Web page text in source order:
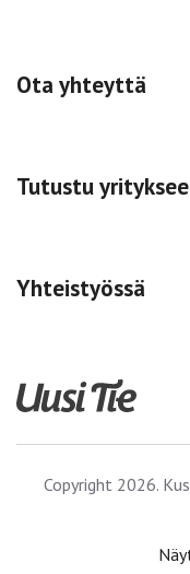
Ota yhteyttä
Tutustu
Yhteistyössä
Copyright 2026.